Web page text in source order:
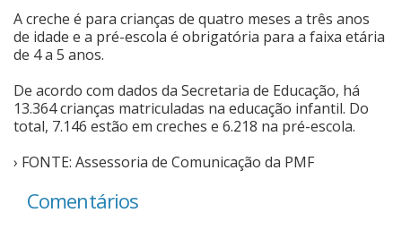
A creche é para crianças de quatro meses a três anos
de idade e a pré-escola é obrigatória para a faixa etária
de 4 a 5 anos.
De acordo com dados da Secretaria de Educação, há
13.364 crianças matriculadas na educação infantil. Do
total, 7.146 estão em creches e 6.218 na pré-escola.
› FONTE: Assessoria de Comunicação da PMF
Comentários